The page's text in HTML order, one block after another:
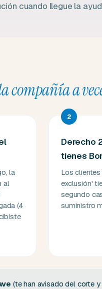
cuando llegue la
compañía a
la
al
(4
2
Derecho
tienes
Los
exclusión'
segundo
suministro
(te han avisado del corte